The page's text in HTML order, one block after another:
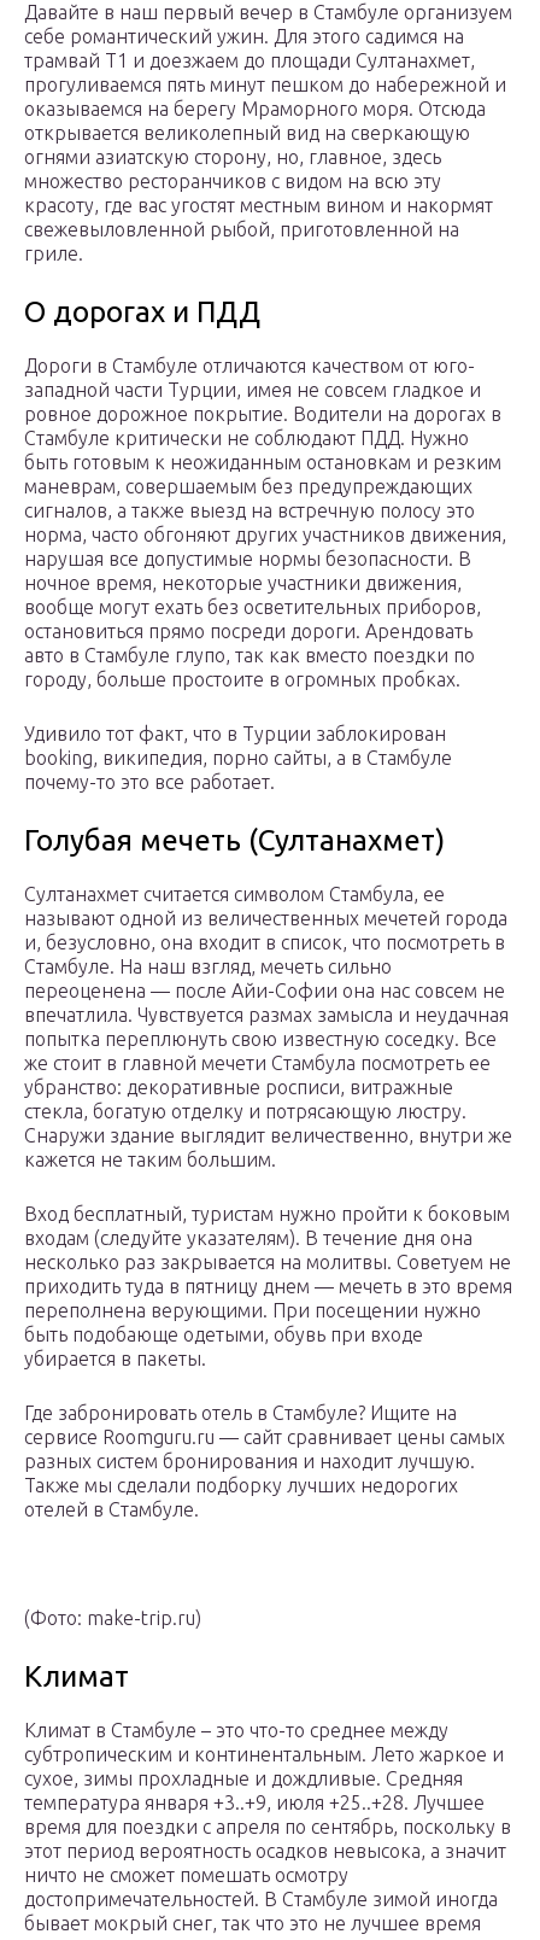
Давайте в наш первый вечер в Стамбуле организуем
себе романтический ужин. Для этого садимся на
трамвай Т1 и доезжаем до площади Султанахмет,
прогуливаемся пять минут пешком до набережной и
оказываемся на берегу Мраморного моря. Отсюда
открывается великолепный вид на сверкающую
огнями азиатскую сторону, но, главное, здесь
множество ресторанчиков с видом на всю эту
красоту, где вас угостят местным вином и накормят
свежевыловленной рыбой, приготовленной на
гриле.
О дорогах и ПДД
Дороги в Стамбуле отличаются качеством от юго-
западной части Турции, имея не совсем гладкое и
ровное дорожное покрытие. Водители на дорогах в
Стамбуле критически не соблюдают ПДД. Нужно
быть готовым к неожиданным остановкам и резким
маневрам, совершаемым без предупреждающих
сигналов, а также выезд на встречную полосу это
норма, часто обгоняют других участников движения,
нарушая все допустимые нормы безопасности. В
ночное время, некоторые участники движения,
вообще могут ехать без осветительных приборов,
остановиться прямо посреди дороги. Арендовать
авто в Стамбуле глупо, так как вместо поездки по
городу, больше простоите в огромных пробках.
Удивило тот факт, что в Турции заблокирован
booking, википедия, порно сайты, а в Стамбуле
почему-то это все работает.
Голубая мечеть (Султанахмет)
Султанахмет считается символом Стамбула, ее
называют одной из величественных мечетей города
и, безусловно, она входит в список, что посмотреть в
Стамбуле. На наш взгляд, мечеть сильно
переоценена — после Айи-Софии она нас совсем не
впечатлила. Чувствуется размах замысла и неудачная
попытка переплюнуть свою известную соседку. Все
же стоит в главной мечети Стамбула посмотреть ее
убранство: декоративные росписи, витражные
стекла, богатую отделку и потрясающую люстру.
Снаружи здание выглядит величественно, внутри же
кажется не таким большим.
Вход бесплатный, туристам нужно пройти к боковым
входам (следуйте указателям). В течение дня она
несколько раз закрывается на молитвы. Советуем не
приходить туда в пятницу днем — мечеть в это время
переполнена верующими. При посещении нужно
быть подобающе одетыми, обувь при входе
убирается в пакеты.
Где забронировать отель в Стамбуле? Ищите на
сервисе Roomguru.ru — сайт сравнивает цены самых
разных систем бронирования и находит лучшую.
Также мы сделали подборку лучших недорогих
отелей в Стамбуле.
(Фото: make-trip.ru)
Климат
Климат в Стамбуле – это что-то среднее между
субтропическим и континентальным. Лето жаркое и
сухое, зимы прохладные и дождливые. Средняя
температура января +3..+9, июля +25..+28. Лучшее
время для поездки с апреля по сентябрь, поскольку в
этот период вероятность осадков невысока, а значит
ничто не сможет помешать осмотру
достопримечательностей. В Стамбуле зимой иногда
бывает мокрый снег, так что это не лучшее время